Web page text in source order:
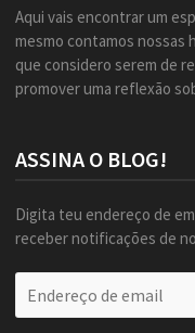
Aqui vais encontrar um
mesmo contamos nossas
que considero serem de
promover uma reflexão
ASSINA O BLOG!
Digita teu endereço de
receber notificações de
de